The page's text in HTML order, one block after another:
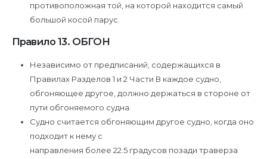
противоположная той, на которой находится самый
большой косой парус.
Правило 13. ОБГОН
Независимо от предписаний, содержащихся в
Правилах Разделов 1 и 2 Части В каждое судно,
обгоняющее другое, должно держаться в стороне от
пути обгоняемого судна.
Судно считается обгоняющим другое судно, когда оно
подходит к нему с
направления более 22.5 градусов позади траверза